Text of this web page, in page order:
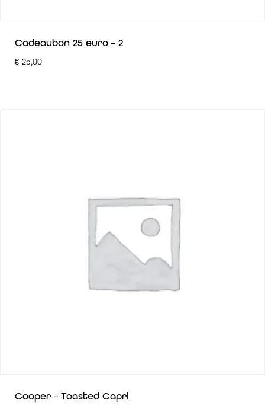
Cadeaubon 25 euro – 2
€ 25,00
Cooper – Toasted Capri